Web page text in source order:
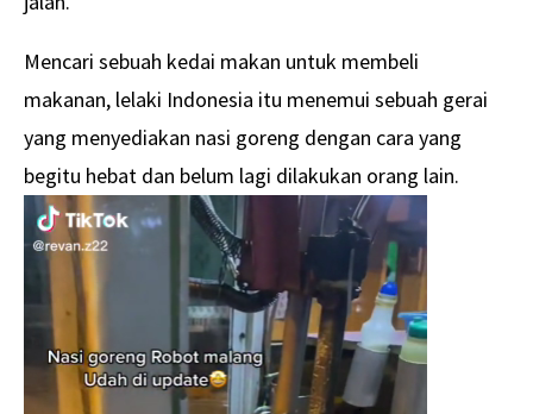
Mencari sebuah kedai makan untuk membeli
makanan, lelaki Indonesia itu menemui sebuah gerai
yang menyediakan nasi goreng dengan cara yang
begitu hebat dan belum lagi dilakukan orang lain.